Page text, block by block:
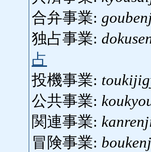
合弁事業:
独占事業:
占
投機事業:
公共事業:
関連事業:
冒険事業: